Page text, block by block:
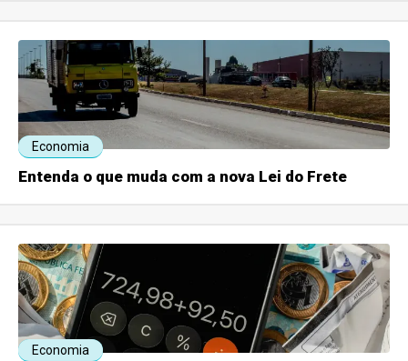
Economia
Entenda o que muda com a nova Lei do Frete
Economia